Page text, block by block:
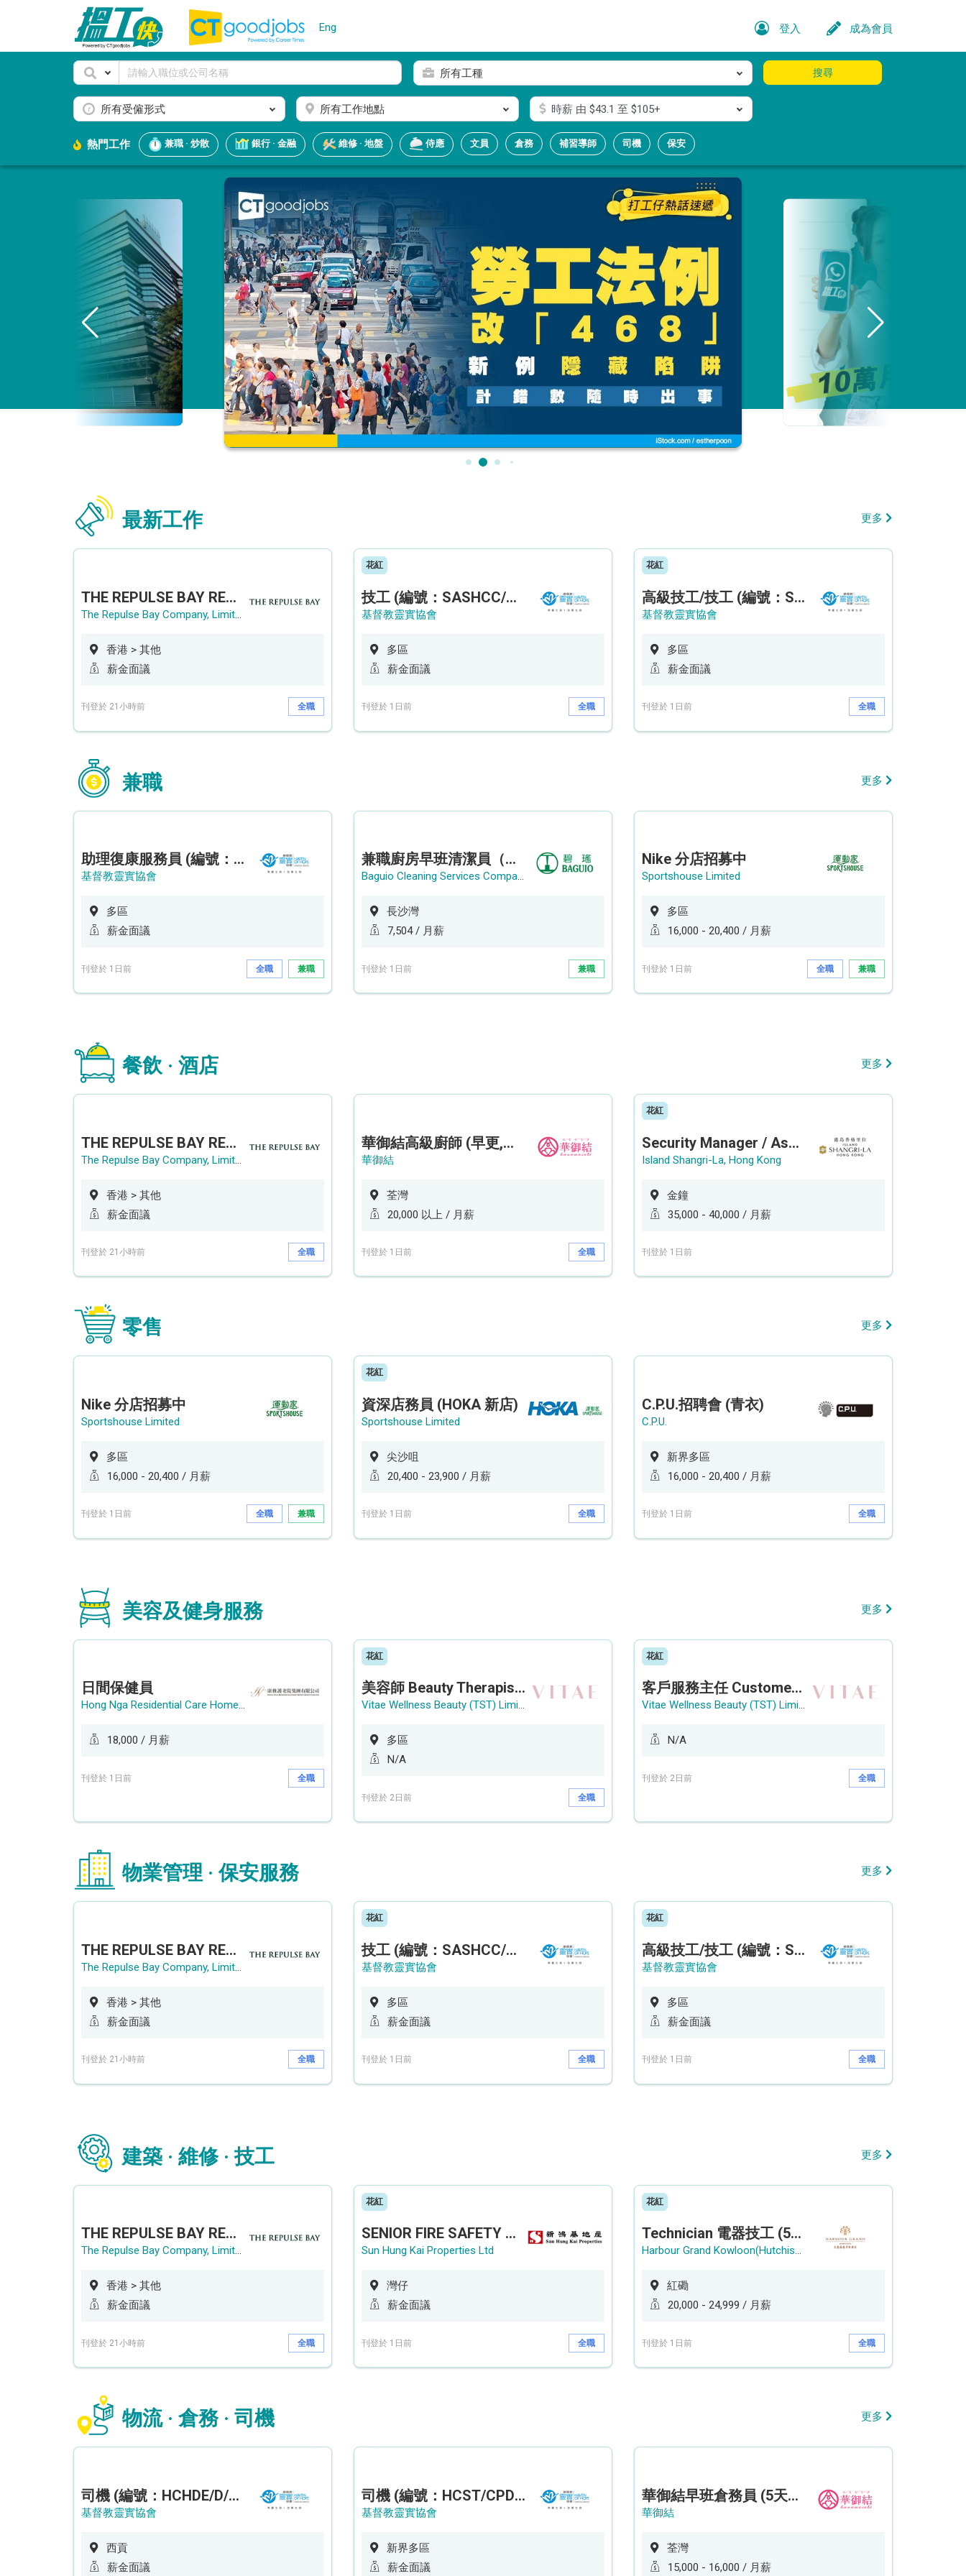
Eng 登入 成為會員
所有工種
所有受僱形式 所有工作地點 時薪由 $43.1 至 $105+
搜尋
熱門工作 兼職 · 炒散 銀行 · 金融 維修 · 地盤 侍應 文員 倉務 補習導師 司機 保安
最新工作 更多
THE REPULSE BAY RECRUITMENT DAY 淺水灣影灣園人才招聘會
The Repulse Bay Company, Limited
香港 > 其他
薪金面議
刊登於 21小時前 全職
花紅
技工 (編號：SASHCC/A/CTE)
基督教靈實協會
多區
薪金面議
刊登於 1日前 全職
花紅
高級技工/技工 (編號：SSO/FM/A/CTE)
基督教靈實協會
多區
薪金面議
刊登於 1日前 全職
兼職 更多
助理復康服務員 (編號：RSD/ARSW/CTE)
基督教靈實協會
多區
薪金面議
刊登於 1日前 全職 兼職
兼職廚房早班清潔員（長沙灣）
Baguio Cleaning Services Company Limited
長沙灣
7,504 / 月薪
刊登於 1日前 兼職
Nike 分店招募中
Sportshouse Limited
多區
16,000 - 20,400 / 月薪
刊登於 1日前 全職 兼職
餐飲 · 酒店 更多
THE REPULSE BAY RECRUITMENT DAY 淺水灣影灣園人才招聘會
The Repulse Bay Company, Limited
香港 > 其他
薪金面議
刊登於 21小時前 全職
華御結高級廚師 (早更,中央廚房)*底薪可達20k* (5天工作週)
華御結
荃灣
20,000 以上 / 月薪
刊登於 1日前 全職
花紅
Security Manager / Assistant Security Manager
Island Shangri-La, Hong Kong
金鐘
35,000 - 40,000 / 月薪
刊登於 1日前
零售 更多
Nike 分店招募中
Sportshouse Limited
多區
16,000 - 20,400 / 月薪
刊登於 1日前 全職 兼職
花紅
資深店務員 (HOKA 新店)
Sportshouse Limited
尖沙咀
20,400 - 23,900 / 月薪
刊登於 1日前 全職
C.P.U.招聘會 (青衣)
C.P.U.
新界多區
16,000 - 20,400 / 月薪
刊登於 1日前 全職
美容及健身服務 更多
日間保健員
Hong Nga Residential Care Home Group Limited
18,000 / 月薪
刊登於 1日前 全職
花紅
美容師 Beauty Therapist (銅鑼灣 / 尖沙咀)
Vitae Wellness Beauty (TST) Limited
多區
N/A
刊登於 2日前 全職
花紅
客戶服務主任 Customer Service Officer (銅鑼灣)
Vitae Wellness Beauty (TST) Limited
N/A
刊登於 2日前 全職
物業管理 · 保安服務 更多
THE REPULSE BAY RECRUITMENT DAY 淺水灣影灣園人才招聘會
The Repulse Bay Company, Limited
香港 > 其他
薪金面議
刊登於 21小時前 全職
花紅
技工 (編號：SASHCC/A/CTE)
基督教靈實協會
多區
薪金面議
刊登於 1日前 全職
花紅
高級技工/技工 (編號：SSO/FM/A/CTE)
基督教靈實協會
多區
薪金面議
刊登於 1日前 全職
建築 · 維修 · 技工 更多
THE REPULSE BAY RECRUITMENT DAY 淺水灣影灣園人才招聘會
The Repulse Bay Company, Limited
香港 > 其他
薪金面議
刊登於 21小時前 全職
花紅
SENIOR FIRE SAFETY OFFICER / FIRE SAFETY OFFICER
Sun Hung Kai Properties Ltd
灣仔
薪金面議
刊登於 1日前 全職
花紅
Technician 電器技工 (5-Day Work Week)
Harbour Grand Kowloon(Hutchison Hotel Hong Kong Limited)
紅磡
20,000 - 24,999 / 月薪
刊登於 1日前 全職
物流 · 倉務 · 司機 更多
司機 (編號：HCHDE/D/CTE)
基督教靈實協會
西貢
薪金面議
司機 (編號：HCST/CPD/CTE)
基督教靈實協會
新界多區
薪金面議
華御結早班倉務員 (5天工作週)
華御結
荃灣
15,000 - 16,000 / 月薪